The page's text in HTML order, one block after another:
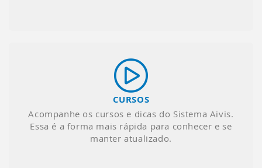
CURSOS
Acompanhe os cursos e dicas do Sistema Aivis.
Essa é a forma mais rápida para conhecer e se
manter atualizado.